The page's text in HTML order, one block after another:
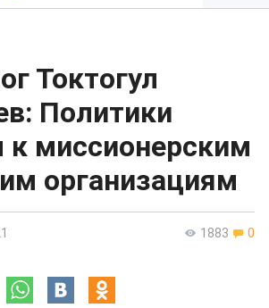
Токтогул
Политики
миссионерским
организациям
1883 0